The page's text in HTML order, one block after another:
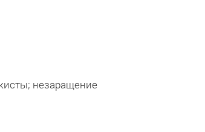
незаращение